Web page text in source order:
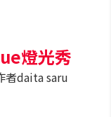
燈光秀
者daita saru